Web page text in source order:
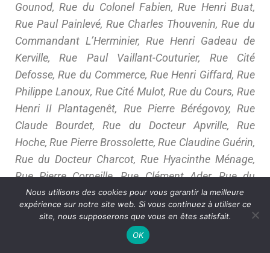
Gounod, Rue du Colonel Fabien, Rue Henri Buat,
Rue Paul Painlevé, Rue Charles Thouvenin, Rue du
Commandant L’Herminier, Rue Henri Gadeau de
Kerville, Rue Paul Vaillant-Couturier, Rue Cité
Defosse, Rue du Commerce, Rue Henri Giffard, Rue
Philippe Lanoux, Rue Cité Mulot, Rue du Cours, Rue
Henri II Plantagenêt, Rue Pierre Bérégovoy, Rue
Claude Bourdet, Rue du Docteur Apvrille, Rue
Hoche, Rue Pierre Brossolette, Rue Claudine Guérin,
Rue du Docteur Charcot, Rue Hyacinthe Ménage,
Rue Pierre Corneille, Rue Clément Ader, Rue du
Docteur Cornet, Rue Jacquard, Rue Pierre et Marie
Curie, Rue d’Eauplet, Rue du Docteur Foucart, Rue
Jean, Rue Pierre Mendès-France, Rue Danielle
Casanova, Rue du Docteur Gallouen, Rue Jean
Nous utilisons des cookies pour vous garantir la meilleure
expérience sur notre site web. Si vous continuez à utiliser ce
site, nous supposerons que vous en êtes satisfait.
OK